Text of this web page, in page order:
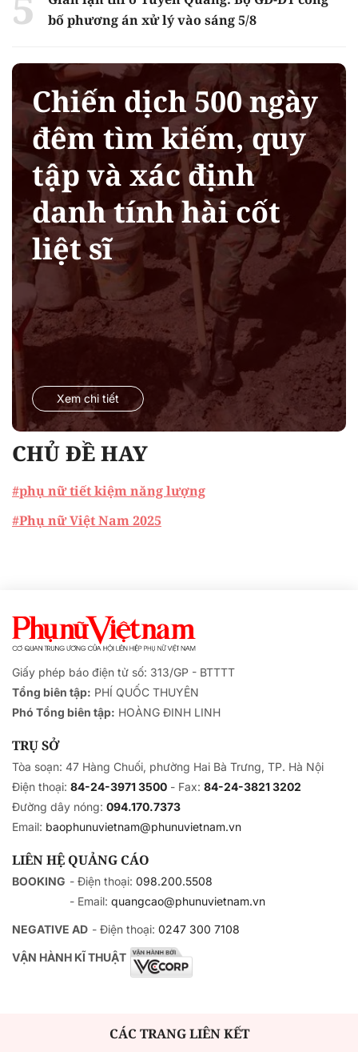
bố phương án xử lý vào sáng 5/8
Chiến dịch 500 ngày
đêm tìm kiếm, quy
tập và xác định
danh tính hài cốt
liệt sĩ
Xem chi tiết
CHỦ ĐỀ HAY
#phụ nữ tiết kiệm năng lượng
#Phụ nữ Việt Nam 2025
Giấy phép báo điện tử số: 313/GP - BTTTT
Tổng biên tập: PHÍ QUỐC THUYÊN
Phó Tổng biên tập: HOÀNG ĐINH LINH
TRỤ SỞ
Tòa soạn: 47 Hàng Chuối, phường Hai Bà Trưng, TP. Hà Nội
Điện thoại: 84-24-3971 3500 - Fax: 84-24-3821 3202
Đường dây nóng: 094.170.7373
Email: baophunuvietnam@phunuvietnam.vn
LIÊN HỆ QUẢNG CÁO
BOOKING - Điện thoại: 098.200.5508
- Email: quangcao@phunuvietnam.vn
NEGATIVE AD - Điện thoại: 0247 300 7108
VẬN HÀNH KĨ THUẬT
CÁC TRANG LIÊN KẾT